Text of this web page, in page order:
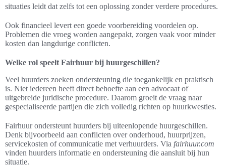
situaties leidt dat zelfs tot een oplossing zonder verdere procedures.
Ook financieel levert een goede voorbereiding voordelen op.
Problemen die vroeg worden aangepakt, zorgen vaak voor minder
kosten dan langdurige conflicten.
Welke rol speelt Fairhuur bij huurgeschillen?
Veel huurders zoeken ondersteuning die toegankelijk en praktisch
is. Niet iedereen heeft direct behoefte aan een advocaat of
uitgebreide juridische procedure. Daarom groeit de vraag naar
gespecialiseerde partijen die zich volledig richten op huurkwesties.
Fairhuur ondersteunt huurders bij uiteenlopende huurgeschillen.
Denk bijvoorbeeld aan conflicten over onderhoud, huurprijzen,
servicekosten of communicatie met verhuurders. Via fairhuur.com
vinden huurders informatie en ondersteuning die aansluit bij hun
situatie.